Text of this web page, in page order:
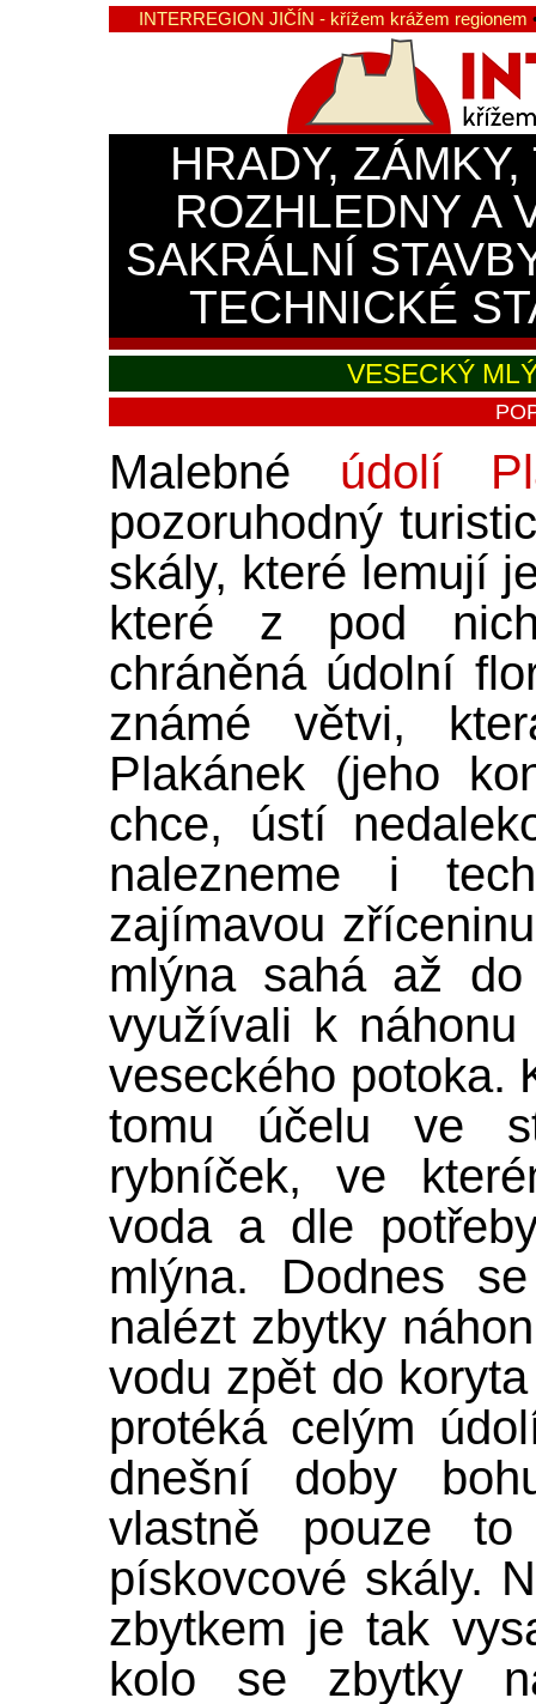
INTERREGION JIČÍN - křížem krážem regionem
HRADY,
ROZHLEDNY A
SAKRÁLNÍ
TECHNICKÉ
VESECKÝ
Malebné údolí
pozoruhodný
skály, které lemují
které z pod
chráněná údolní
známé větvi,
Plakánek (jeho
chce, ústí
nalezneme i
zajímavou
mlýna sahá až
využívali k
veseckého potoka.
tomu účelu ve
rybníček, ve
voda a dle
mlýna. Dodnes
nalézt zbytky
vodu zpět do
protéká celým
dnešní doby
vlastně pouze
pískovcové skály.
zbytkem je tak
kolo se zbytky